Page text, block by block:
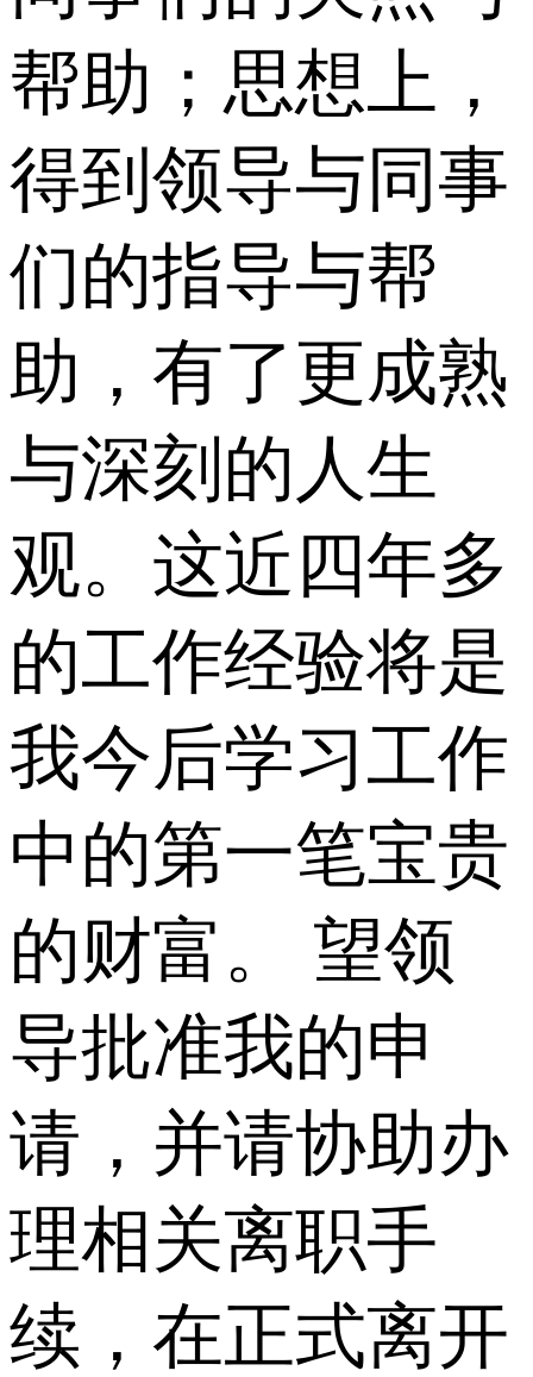
帮助；思想上，
得到领导与同事
们的指导与帮
助，有了更成熟
与深刻的人生
观。这近四年多
的工作经验将是
我今后学习工作
中的第一笔宝贵
的财富。 望领
导批准我的申
请，并请协助办
理相关离职手
续，在正式离开